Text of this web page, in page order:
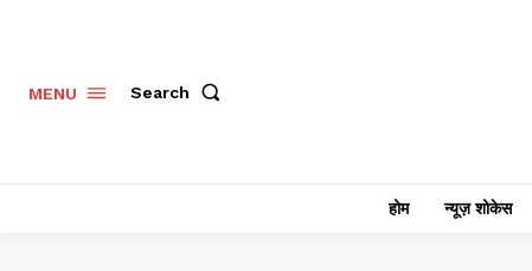
MENU Search
होम न्यूज़ शोकेस